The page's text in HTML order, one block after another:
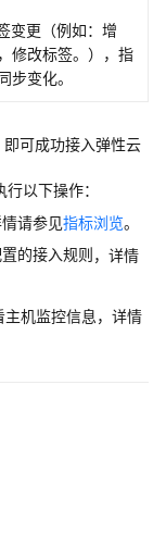
变更（例如：增
修改标签。），指
步变化。
即可成功接入弹性云
以下操作：
请参见指标浏览。
的接入规则，详情
主机监控信息，详情